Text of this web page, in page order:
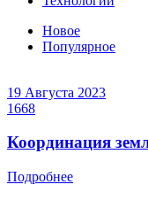
Новое
Популярное
19 Августа 2023
1668
Координация
Подробнее